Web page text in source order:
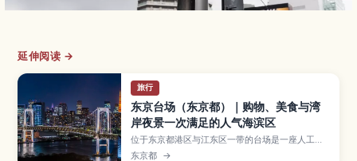
延伸阅读 →
旅行
东京台场（东京都）｜购物、美食与湾
岸夜景一次满足的人气海滨区
位于东京都港区与江东区一带的台场是一座人工
岛，集购物中心、美食、娱乐设施与东京湾夜景于
东京都 →